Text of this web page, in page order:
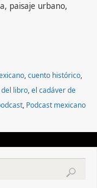
paisaje urbano,
,cuento histórico,
libro,el cadáver de
, Podcast mexicano